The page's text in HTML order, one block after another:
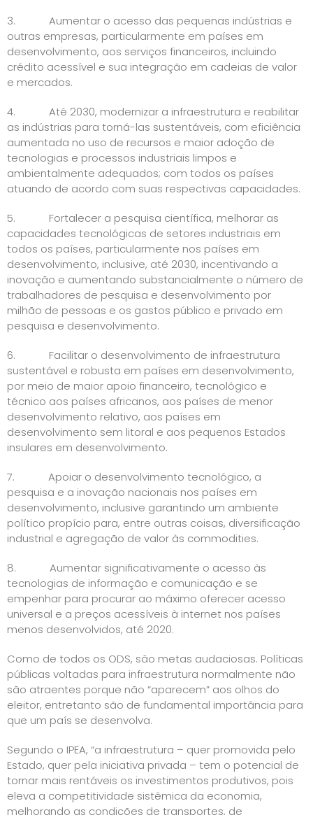
3. Aumentar o acesso das pequenas indústrias e
outras empresas, particularmente em países em
desenvolvimento, aos serviços financeiros, incluindo
crédito acessível e sua integração em cadeias de valor
e mercados.
4. Até 2030, modernizar a infraestrutura e reabilitar
as indústrias para torná-las sustentáveis, com eficiência
aumentada no uso de recursos e maior adoção de
tecnologias e processos industriais limpos e
ambientalmente adequados; com todos os países
atuando de acordo com suas respectivas capacidades.
5. Fortalecer a pesquisa científica, melhorar as
capacidades tecnológicas de setores industriais em
todos os países, particularmente nos países em
desenvolvimento, inclusive, até 2030, incentivando a
inovação e aumentando substancialmente o número de
trabalhadores de pesquisa e desenvolvimento por
milhão de pessoas e os gastos público e privado em
pesquisa e desenvolvimento.
6. Facilitar o desenvolvimento de infraestrutura
sustentável e robusta em países em desenvolvimento,
por meio de maior apoio financeiro, tecnológico e
técnico aos países africanos, aos países de menor
desenvolvimento relativo, aos países em
desenvolvimento sem litoral e aos pequenos Estados
insulares em desenvolvimento.
7. Apoiar o desenvolvimento tecnológico, a
pesquisa e a inovação nacionais nos países em
desenvolvimento, inclusive garantindo um ambiente
político propício para, entre outras coisas, diversificação
industrial e agregação de valor às commodities.
8. Aumentar significativamente o acesso às
tecnologias de informação e comunicação e se
empenhar para procurar ao máximo oferecer acesso
universal e a preços acessíveis à internet nos países
menos desenvolvidos, até 2020.
Como de todos os ODS, são metas audaciosas. Políticas
públicas voltadas para infraestrutura normalmente não
são atraentes porque não “aparecem” aos olhos do
eleitor, entretanto são de fundamental importância para
que um país se desenvolva.
Segundo o IPEA, “a infraestrutura – quer promovida pelo
Estado, quer pela iniciativa privada – tem o potencial de
tornar mais rentáveis os investimentos produtivos, pois
eleva a competitividade sistêmica da economia,
melhorando as condições de transportes, de